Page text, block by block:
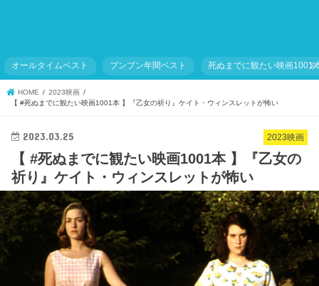
オールタイムベスト ブンブン年間ベスト 死ぬまでに観たい映画1001
HOME
2023映画
【 #死ぬまでに観たい映画1001本 】『乙女の祈り』ケイト・ウィンスレットが怖い
2023映画
2023.03.25
【 #死ぬまでに観たい映画1001本 】『乙女の
祈り』ケイト・ウィンスレットが怖い